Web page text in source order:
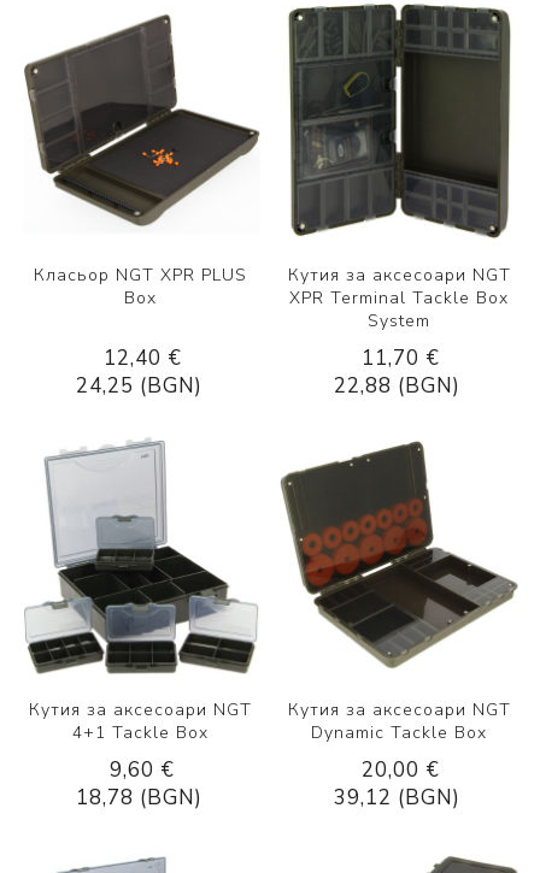
Класьор NGT XPR PLUS
Box
12,40 €
24,25 (BGN)
Кутия за аксесоари NGT
XPR Terminal Tackle Box
System
11,70 €
22,88 (BGN)
Кутия за аксесоари NGT
4+1 Tackle Box
9,60 €
18,78 (BGN)
Кутия за аксесоари NGT
Dynamic Tackle Box
20,00 €
39,12 (BGN)